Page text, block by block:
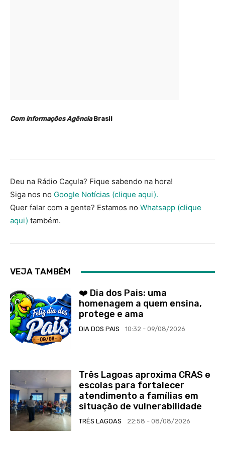
Com informações AgênciaBrasil
Deu na Rádio Caçula? Fique sabendo na hora!
Siga nos no Google Notícias (clique aqui).
Quer falar com a gente? Estamos no Whatsapp (clique
aqui) também.
VEJA TAMBÉM
❤️ Dia dos Pais: uma
homenagem a quem ensina,
protege e ama
DIA DOS PAIS 10:32 - 09/08/2026
Três Lagoas aproxima CRAS e
escolas para fortalecer
atendimento a famílias em
situação de vulnerabilidade
TRÊS LAGOAS 22:58 - 08/08/2026